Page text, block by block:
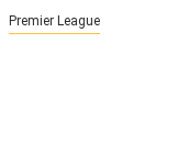
Premier League